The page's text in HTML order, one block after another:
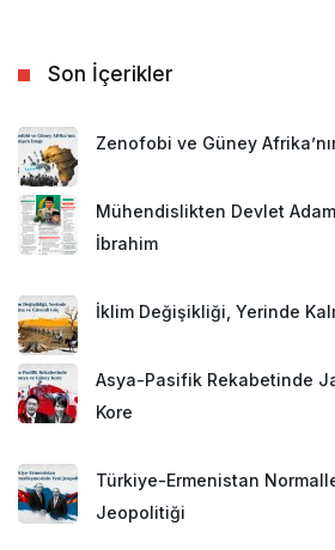
Son İçerikler
Zenofobi ve Güney
Mühendislikten Devlet
İbrahim
İklim Değişikliği, Yerinde
Asya-Pasifik Rekabetinde
Kore
Türkiye-Ermenistan
Jeopolitiği